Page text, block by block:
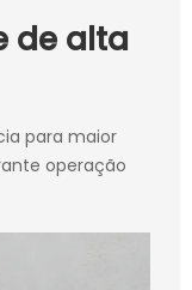
de alta
para maior
operação